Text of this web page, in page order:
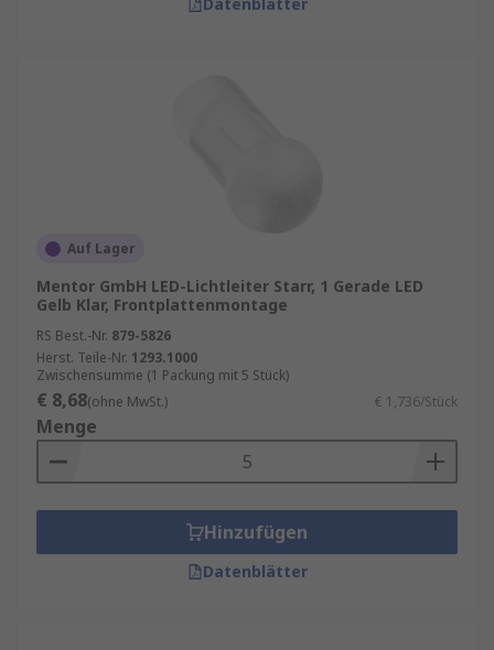
Auf Lager
Mentor GmbH LED-Lichtleiter Starr, 1 Gerade LED
Gelb Klar, Frontplattenmontage
RS Best.-Nr. 879-5826
Herst. Teile-Nr. 1293.1000
Zwischensumme (1 Packung mit 5 Stück)
€ 8,68(ohne MwSt.) € 1,736/Stück
Menge
Hinzufügen
Datenblätter